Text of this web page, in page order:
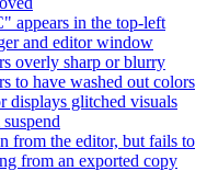
appears in the top-left
and editor window
overly sharp or blurry
to have washed out colors
displays glitched visuals
from the editor, but fails to
from an exported copy